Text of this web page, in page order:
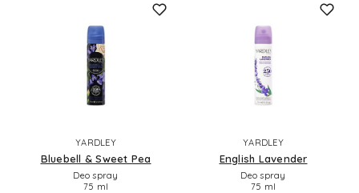
YARDLEY
Bluebell & Sweet Pea
Deo spray
75 ml
YARDLEY
English Lavender
Deo spray
75 ml